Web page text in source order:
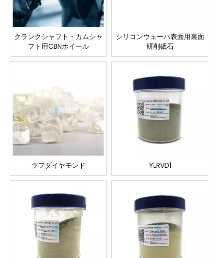
クランクシャフト・カムシャ
フト用CBNホイール
シリコンウェーハ表面用裏面
研削砥石
ラフダイヤモンド YLRVD1